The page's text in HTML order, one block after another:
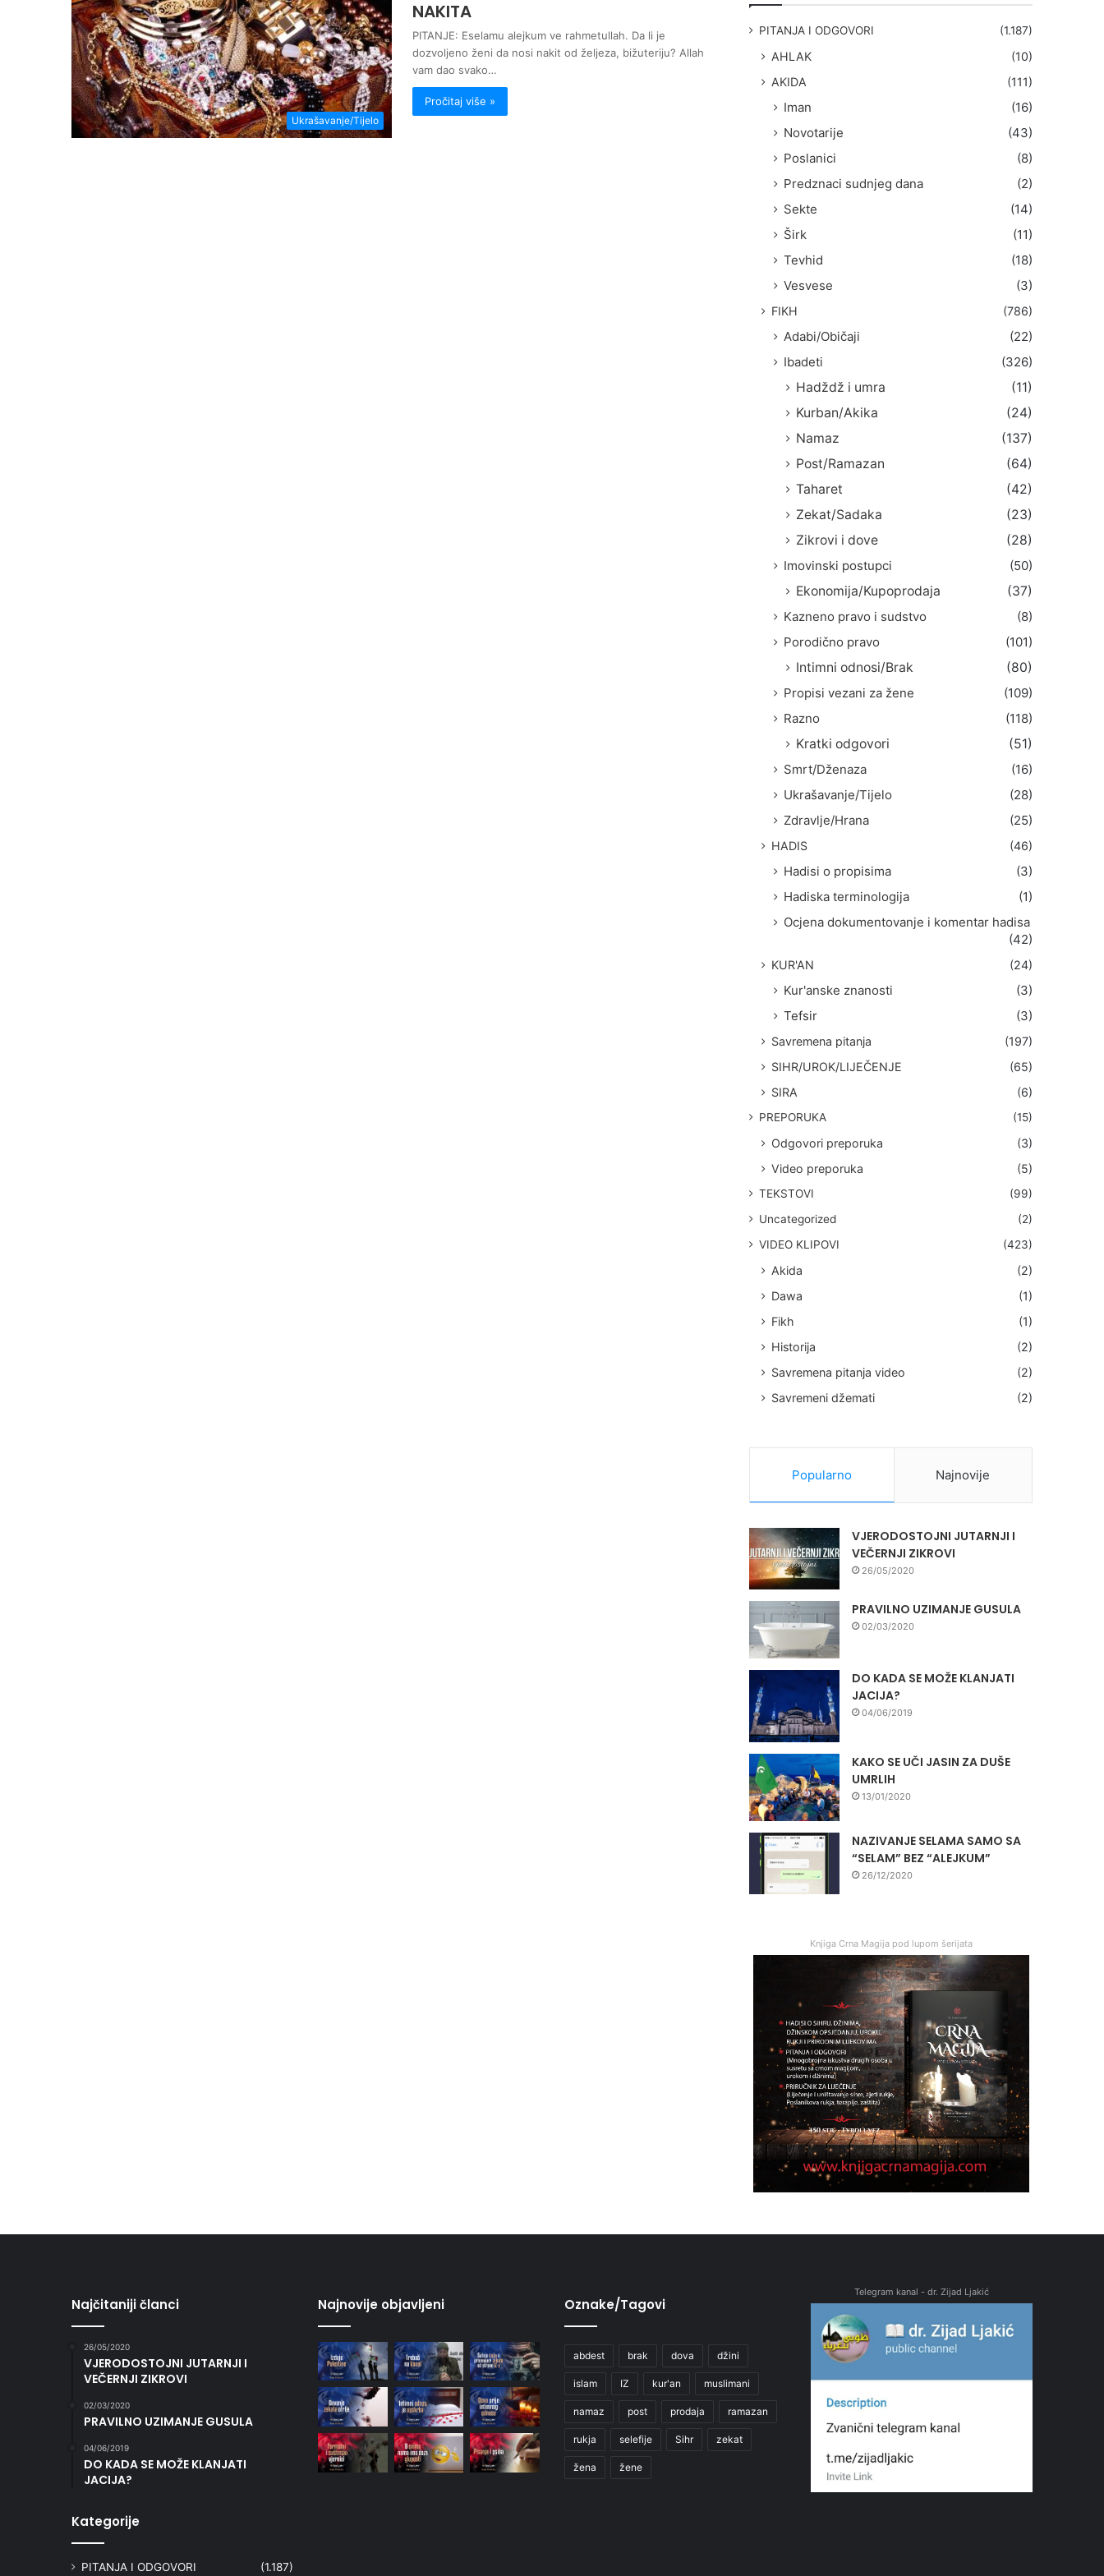
Ukrašavanje/Tijelo
NAKITA
PITANJE: Eselamu alejkum ve rahmetullah. Da li je
dozvoljeno ženi da nosi nakit od željeza, bižuteriju? Allah
vam dao svako…
Pročitaj više »
PITANJA I ODGOVORI (1.187)
AHLAK
(10)
AKIDA
(111)
Iman
(16)
Novotarije
(43)
Poslanici
(8)
Predznaci sudnjeg dana
(2)
Sekte
(14)
Širk
(11)
Tevhid
(18)
Vesvese
(3)
FIKH (786)
Adabi/Običaji
(22)
Ibadeti
(326)
Hadždž i umra
(11)
Kurban/Akika
(24)
Namaz
(137)
Post/Ramazan
(64)
Taharet
(42)
Zekat/Sadaka
(23)
Zikrovi i dove
(28)
Imovinski postupci
(50)
Ekonomija/Kupoprodaja
(37)
Kazneno pravo i sudstvo
(8)
Porodično pravo
(101)
Intimni odnosi/Brak
(80)
Propisi vezani za žene
(109)
Razno
(118)
Kratki odgovori
(51)
Smrt/Dženaza
(16)
Ukrašavanje/Tijelo
(28)
Zdravlje/Hrana
(25)
HADIS (46)
Hadisi o propisima
(3)
Hadiska terminologija
(1)
Ocjena dokumentovanje i komentar hadisa
(42)
KUR'AN (24)
Kur'anske znanosti
(3)
Tefsir
(3)
Savremena pitanja
(197)
SIHR/UROK/LIJEČENJE
(65)
SIRA
(6)
PREPORUKA (15)
Odgovori preporuka
(3)
Video preporuka
(5)
TEKSTOVI
(99)
Uncategorized
(2)
VIDEO KLIPOVI
(423)
Akida
(2)
Dawa
(1)
Fikh
(1)
Historija
(2)
Savremena pitanja video
(2)
Savremeni džemati
(2)
Popularno Najnovije
VJERODOSTOJNI JUTARNJI I
VEČERNJI ZIKROVI
26/05/2020
PRAVILNO UZIMANJE GUSULA
02/03/2020
DO KADA SE MOŽE KLANJATI
JACIJA?
04/06/2019
KAKO SE UČI JASIN ZA DUŠE
UMRLIH
13/01/2020
NAZIVANJE SELAMA SAMO SA
“SELAM” BEZ “ALEJKUM”
26/12/2020
Knjiga Crna Magija pod lupom šerijata
Najčitaniji članci
26/05/2020
VJERODOSTOJNI JUTARNJI I
VEČERNJI ZIKROVI
02/03/2020
PRAVILNO UZIMANJE GUSULA
04/06/2019
DO KADA SE MOŽE KLANJATI
JACIJA?
Kategorije
PITANJA I ODGOVORI (1.187)
Najnovije objavljeni Oznake/Tagovi
abdest brak dova džini
islam IZ kur'an muslimani
namaz post prodaja ramazan
rukja selefije Sihr zekat
žena žene
Telegram kanal - dr. Zijad Ljakić